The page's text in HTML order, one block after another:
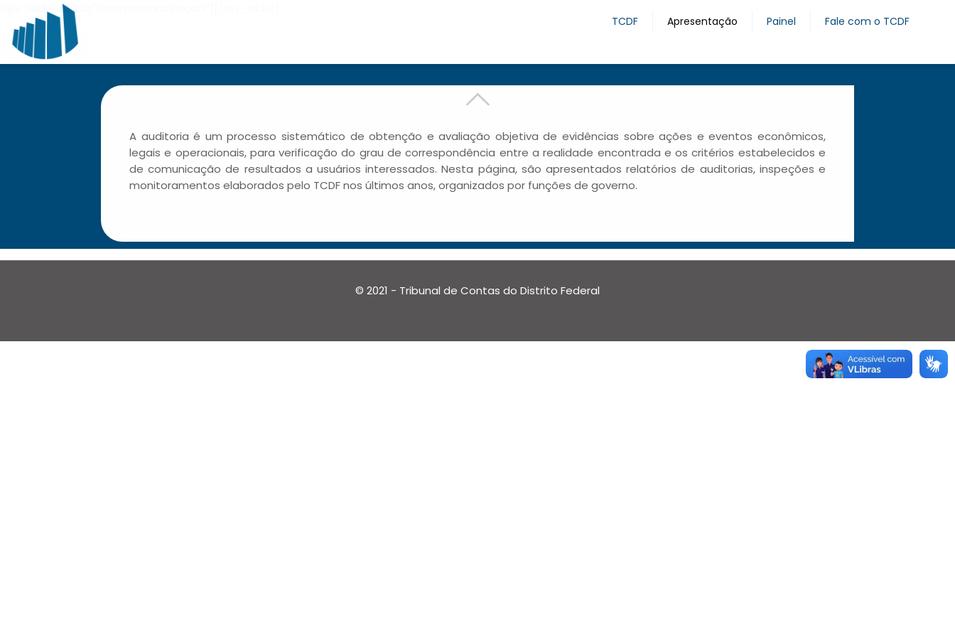
TCDF Apresentação Painel Fale com o TCDF
[rev_slider alias="TransparenciaFiscal 1"][/rev_slider]
A auditoria é um processo sistemático de obtenção e avaliação objetiva de evidências sobre ações e eventos econômicos,
legais e operacionais, para verificação do grau de correspondência entre a realidade encontrada e os critérios estabelecidos e
de comunicação de resultados a usuários interessados. Nesta página, são apresentados relatórios de auditorias, inspeções e
monitoramentos elaborados pelo TCDF nos últimos anos, organizados por funções de governo.
© 2021 - Tribunal de Contas do Distrito Federal